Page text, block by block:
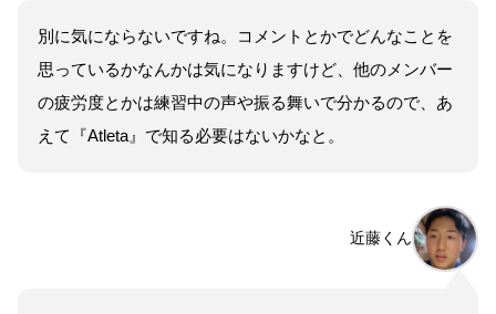
別に気にならないですね。コメントとかでどんなことを
思っているかなんかは気になりますけど、他のメンバー
の疲労度とかは練習中の声や振る舞いで分かるので、あ
えて『Atleta』で知る必要はないかなと。
近藤くん